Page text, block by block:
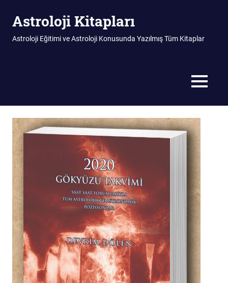
Astroloji Kitapları
Astroloji Eğitimi ve Astroloji Konusunda Yazılmış Tüm Kitaplar
MENU